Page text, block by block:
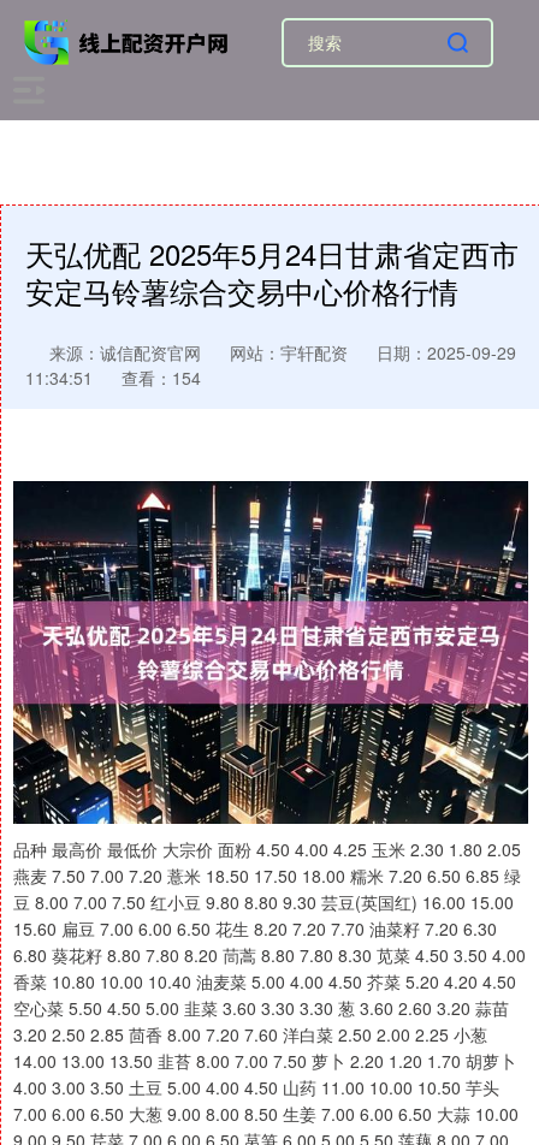
天弘优配 2025年5月24日甘肃省定西市
安定马铃薯综合交易中心价格行情
来源：诚信配资官网 网站：宇轩配资
日期：2025-09-29
11:34:51
查看：154
品种 最高价 最低价 大宗价 面粉 4.50 4.00 4.25 玉米 2.30 1.80 2.05 燕麦 7.50 7.00 7.20 薏米 18.50 17.50 18.00 糯米 7.20 6.50 6.85 绿豆 8.00 7.00 7.50 红小豆 9.80 8.80 9.30 芸豆(英国红) 16.00 15.00 15.60 扁豆 7.00 6.00 6.50 花生 8.20 7.20 7.70 油菜籽 7.20 6.30 6.80 葵花籽 8.80 7.80 8.20 茼蒿 8.80 7.80 8.30 苋菜 4.50 3.50 4.00 香菜 10.80 10.00 10.40 油麦菜 5.00 4.00 4.50 芥菜 5.20 4.20 4.50 空心菜 5.50 4.50 5.00 韭菜 3.60 3.30 3.30 葱 3.60 2.60 3.20 蒜苗 3.20 2.50 2.85 茴香 8.00 7.20 7.60 洋白菜 2.50 2.00 2.25 小葱 14.00 13.00 13.50 韭苔 8.00 7.00 7.50 萝卜 2.20 1.20 1.70 胡萝卜 4.00 3.00 3.50 土豆 5.00 4.00 4.50 山药 11.00 10.00 10.50 芋头 7.00 6.00 6.50 大葱 9.00 8.00 8.50 生姜 7.00 6.00 6.50 大蒜 10.00 9.00 9.50 芹菜 7.00 6.00 6.50 莴笋 6.00 5.00 5.50 莲藕 8.00 7.00 7.50 茭白 4.00 3.00 3.50 蒜薹 10.00 9.00 9.50 青笋 4.70 4.00 4.35 白萝卜 3.00 2.00 2.50 水萝卜 5.00 4.00 4.50 香椿 21.00 20.00 20.50 绿豆芽 5.00 4.00 4.50 黄豆芽 4.20 3.50 3.85 韭黄 11.00 10.00 10.50 菜花 5.00 4.00 4.50 西兰花 5.00 4.00 4.50 冬笋 4.60 3.60 4.20 辣椒干 15.00 14.00 14.50 樱桃西红柿 10.00 9.00 9.50 西红柿 5.50 5.00 5.25 尖椒 6.00 5.00 5.50 青椒 6.00 5.20 5.60 茄子 5.20 4.20 4.70 黄瓜 5.20 4.50 4.85 西葫芦 5.00 4.00 4.50 苦瓜 5.50 4.50 5.00 南瓜 6.00 5.00 5.50 冬瓜 4.00 3.00 3.50 菜瓜 5.00 4.00 4.50 佛手瓜 5.30 4.40 4.85 瓠子 4.80 3.80 4.30 豆角 10.00 9.00 9.50 鲜食玉米 4.00 3.00 3.50 红椒 7.00 6.00 6.50 圆茄子 5.00 4.00 4.50 长茄子 6.00 5.00 5.50 木耳 88.00 81.00 85.00 银耳 72.00 71.00 71.50 平菇 8.00 6.00 6.50 杏鲍菇 8.00 7.00 7.50 香菇 11.20 10.20 10.70 玉米棒 6.00 4.00 5.00 富士苹果 8.00 7.00 7.50 苹果 6.50 5.50 6.00 梨 6.50 5.50 6.00 柿子 5.50 4.20 4.85 巨峰葡萄 15.00 14.00 14.60 青提子 18.00 17.00 17.50 红提子 18.50 17.50 18.00 猕猴桃 7.50 7.00 7.30 青枣 10.00 9.00 9.50 大枣 7.50 7.00 7.30 冬枣 8.50 7.50 8.00 红枣 7.50 6.50 7.10 黄桃 10.00 8.00 9.20 油桃 8.00 6.60 7.00 砂糖橘 7.00 6.00 6.50 甜橙 7.60 6.60 7.10 柚子 5.50 4.50 5.00 香蕉 6.10 5.10 5.60 菠萝 4.60 3.60 4.20 荔枝 9.00 8.00 8.50 火龙果 7.80 7.20 7.50 人参果 7.50 7.00 7.35 山竹